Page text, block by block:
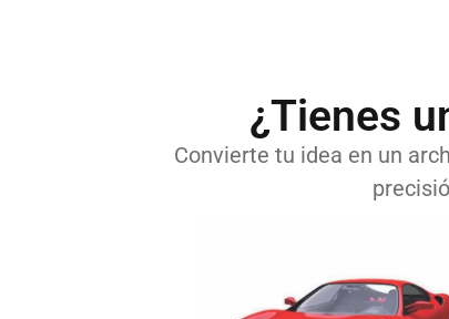
¿Tienes
Convierte tu idea en un